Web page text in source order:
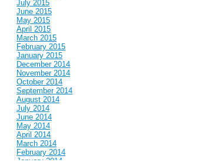
July 2015
June 2015
May 2015
April 2015
March 2015
February 2015
January 2015
December 2014
November 2014
October 2014
September 2014
August 2014
July 2014
June 2014
May 2014
April 2014
March 2014
February 2014
January 2014